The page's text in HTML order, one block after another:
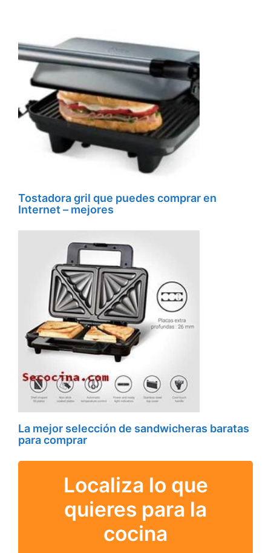
Tostadora gril que puedes comprar en
Internet – mejores
La mejor selección de sandwicheras baratas
para comprar
Localiza lo que
quieres para la
cocina